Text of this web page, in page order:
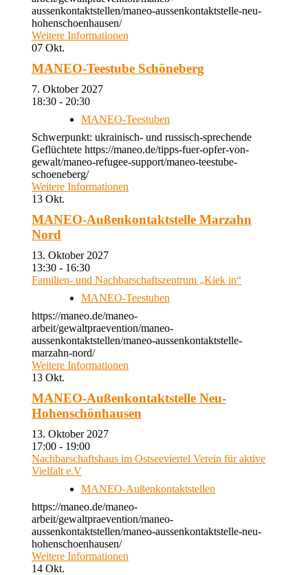
aussenkontaktstellen/maneo-aussenkontaktstelle-neu-
hohenschoenhausen/
Weitere Informationen
07 Okt.
MANEO-Teestube Schöneberg
7. Oktober 2027
18:30 - 20:30
MANEO-Teestuben
Schwerpunkt: ukrainisch- und russisch-sprechende
Geflüchtete https://maneo.de/tipps-fuer-opfer-von-
gewalt/maneo-refugee-support/maneo-teestube-
schoeneberg/
Weitere Informationen
13 Okt.
MANEO-Außenkontaktstelle Marzahn
Nord
13. Oktober 2027
13:30 - 16:30
Familien- und Nachbarschaftszentrum „Kiek in“
MANEO-Teestuben
https://maneo.de/maneo-
arbeit/gewaltpraevention/maneo-
aussenkontaktstellen/maneo-aussenkontaktstelle-
marzahn-nord/
Weitere Informationen
13 Okt.
MANEO-Außenkontaktstelle Neu-
Hohenschönhausen
13. Oktober 2027
17:00 - 19:00
Nachbarschaftshaus im Ostseeviertel Verein für aktive
Vielfalt e.V
MANEO-Außenkontaktstellen
https://maneo.de/maneo-
arbeit/gewaltpraevention/maneo-
aussenkontaktstellen/maneo-aussenkontaktstelle-neu-
hohenschoenhausen/
Weitere Informationen
14 Okt.